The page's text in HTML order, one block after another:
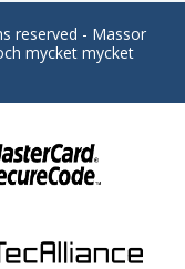
reserved - Massor
mycket mycket